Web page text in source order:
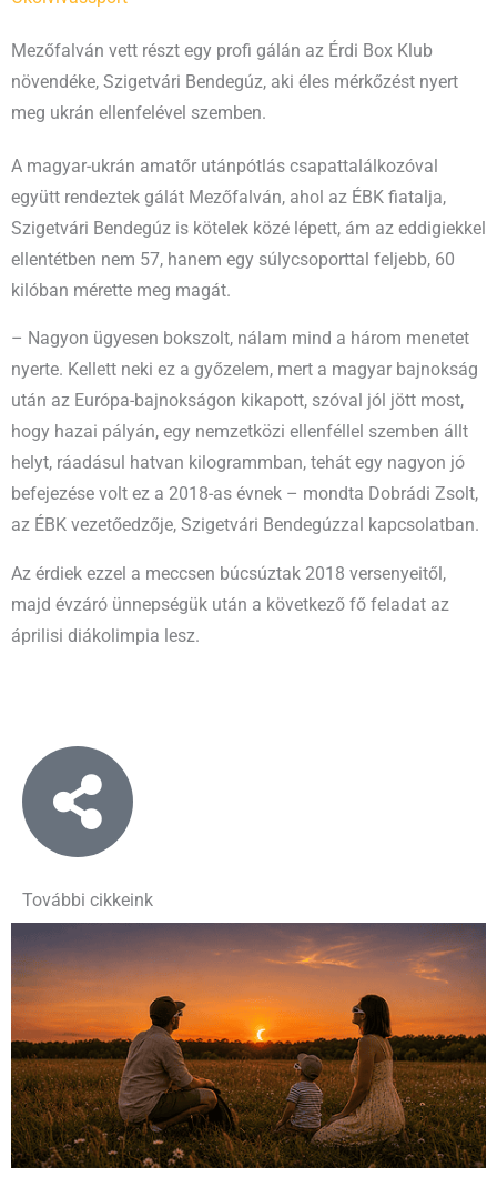
Mezőfalván vett részt egy profi gálán az Érdi Box Klub
növendéke, Szigetvári Bendegúz, aki éles mérkőzést nyert
meg ukrán ellenfelével szemben.
A magyar-ukrán amatőr utánpótlás csapattalálkozóval
együtt rendeztek gálát Mezőfalván, ahol az ÉBK fiatalja,
Szigetvári Bendegúz is kötelek közé lépett, ám az eddigiekkel
ellentétben nem 57, hanem egy súlycsoporttal feljebb, 60
kilóban mérette meg magát.
– Nagyon ügyesen bokszolt, nálam mind a három menetet
nyerte. Kellett neki ez a győzelem, mert a magyar bajnokság
után az Európa-bajnokságon kikapott, szóval jól jött most,
hogy hazai pályán, egy nemzetközi ellenféllel szemben állt
helyt, ráadásul hatvan kilogrammban, tehát egy nagyon jó
befejezése volt ez a 2018-as évnek – mondta Dobrádi Zsolt,
az ÉBK vezetőedzője, Szigetvári Bendegúzzal kapcsolatban.
Az érdiek ezzel a meccsen búcsúztak 2018 versenyeitől,
majd évzáró ünnepségük után a következő fő feladat az
áprilisi diákolimpia lesz.
További cikkeink